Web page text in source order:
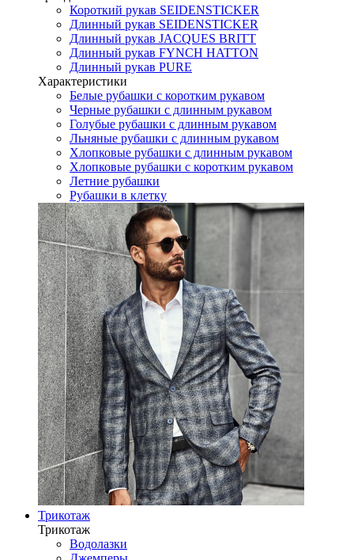
Короткий рукав SEIDENSTICKER
Длинный рукав SEIDENSTICKER
Длинный рукав JAСQUES BRITT
Длинный рукав FYNCH HATTON
Длинный рукав PURE
Характеристики
Белые рубашки с коротким рукавом
Черные рубашки с длинным рукавом
Голубые рубашки с длинным рукавом
Льняные рубашки с длинным рукавом
Хлопковые рубашки с длинным рукавом
Хлопковые рубашки с коротким рукавом
Летние рубашки
Рубашки в клетку
Трикотаж
Трикотаж
Водолазки